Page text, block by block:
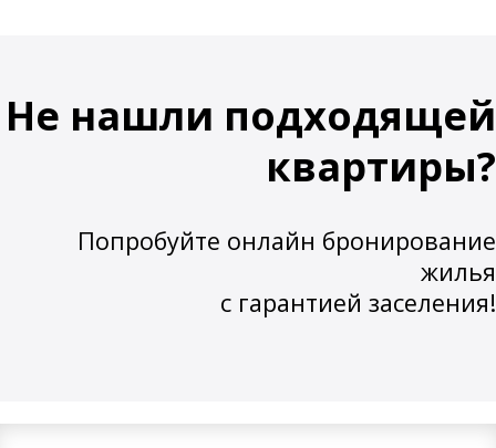
Не нашли подходящей
квартиры?
Попробуйте онлайн бронирование
жилья
с гарантией заселения!